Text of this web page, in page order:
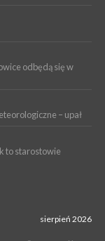
Rzeczpospolitej
odbędą się w
– upał
to starostowie
sierpień 2026